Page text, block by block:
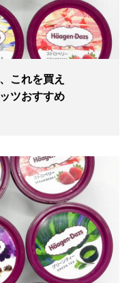
これを買え
ツおすすめ